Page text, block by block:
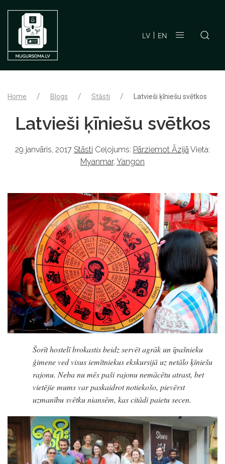
LV EN
Home Blogs Stāsti Latvieši ķīniešu svētkos
Latvieši ķīniešu svētkos
29 janvāris, 2017 Stāsti Ceļojums: Pārziemot ĀzijāVieta:
Myanmar, Yangon
Šorīt hostelī brokastis beidz servēt agrāk un īpašnieku
ģimene ved visus iemītniekus ekskursijā uz netālo ķīniešu
rajonu. Neba nu mēs paši rajonu nemācētu atrast, bet
vietējie mums var paskaidrot notiekošo, pievērst
uzmanību svētku niansēm, kas citādi paietu secen.